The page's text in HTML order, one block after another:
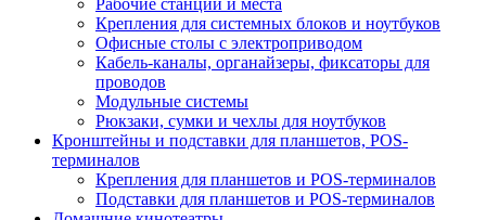
Крепления для системных блоков и ноутбуков
Офисные столы с электроприводом
Кабель-каналы, органайзеры, фиксаторы для
проводов
Модульные системы
Рюкзаки, сумки и чехлы для ноутбуков
Кронштейны и подставки для планшетов, POS-
терминалов
Крепления для планшетов и POS-терминалов
Подставки для планшетов и POS-терминалов